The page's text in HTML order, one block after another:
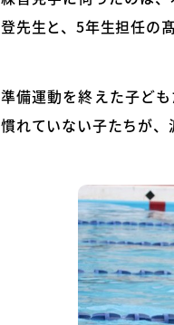
登先生と、5年生担任の
準備運動を終えた子ど
慣れていない子たちが、